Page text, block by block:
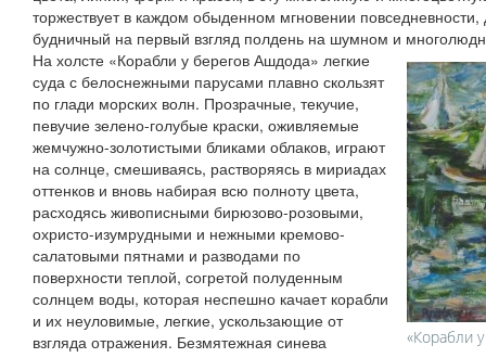
торжествует в каждом обыденном мгновении
будничный на первый взгляд полдень на шумном и
«Корабли
На холсте «Корабли у берегов Ашдода» легкие
суда с белоснежными парусами плавно скользят
по глади морских волн. Прозрачные, текучие,
певучие зелено-голубые краски, оживляемые
жемчужно-золотистыми бликами облаков, играют
на солнце, смешиваясь, растворяясь в мириадах
оттенков и вновь набирая всю полноту цвета,
расходясь живописными бирюзово-розовыми,
охристо-изумрудными и нежными кремово-
салатовыми пятнами и разводами по
поверхности теплой, согретой полуденным
солнцем воды, которая неспешно качает корабли
и их неуловимые, легкие, ускользающие от
взгляда отражения. Безмятежная синева